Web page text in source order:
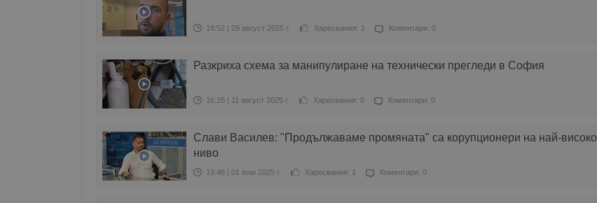
18:52 | 28 август 2025 г. Харесвания: 1 Коментари: 0
Разкриха схема за манипулиране на технически прегледи в София
16:25 | 11 август 2025 г. Харесвания: 0 Коментари: 0
Слави Василев: "Продължаваме промяната" са корупционери на най-високо
ниво
19:48 | 01 юли 2025 г. Харесвания: 1 Коментари: 0